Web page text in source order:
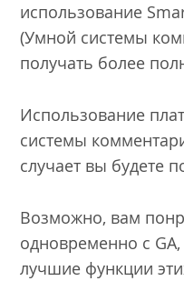
использование
(Умной системы
получать более
Использование
системы
случает вы будете
Возможно, вам
одновременно с
лучшие функции